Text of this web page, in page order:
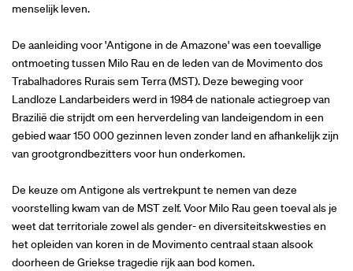
menselijk leven.
De aanleiding voor 'Antigone in de Amazone' was een toevallige
ontmoeting tussen Milo Rau en de leden van de Movimento dos
Trabalhadores Rurais sem Terra (MST). Deze beweging voor
Landloze Landarbeiders werd in 1984 de nationale actiegroep van
Brazilië die strijdt om een herverdeling van landeigendom in een
gebied waar 150 000 gezinnen leven zonder land en afhankelijk zijn
van grootgrondbezitters voor hun onderkomen.
De keuze om Antigone als vertrekpunt te nemen van deze
voorstelling kwam van de MST zelf. Voor Milo Rau geen toeval als je
weet dat territoriale zowel als gender- en diversiteitskwesties en
het opleiden van koren in de Movimento centraal staan alsook
doorheen de Griekse tragedie rijk aan bod komen.